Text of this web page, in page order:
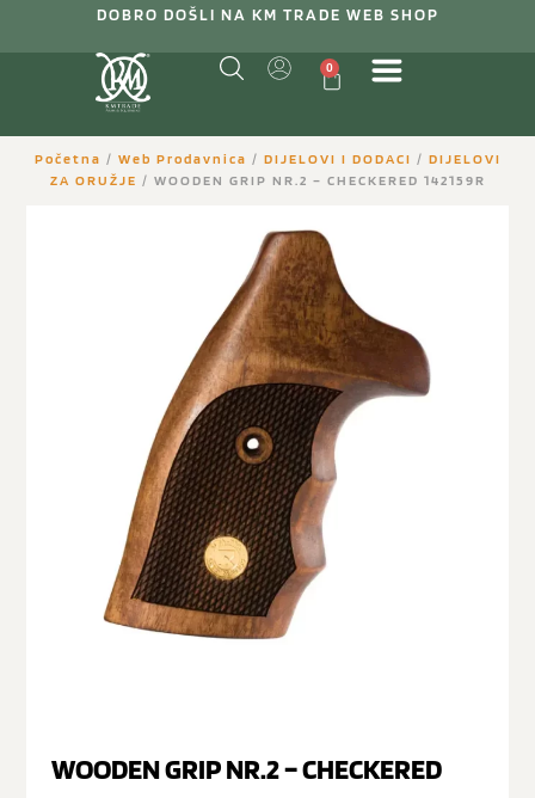
DOBRO DOŠLI NA KM TRADE WEB SHOP
0
Početna / Web Prodavnica / DIJELOVI I DODACI / DIJELOVI
ZA ORUŽJE / WOODEN GRIP NR.2 – CHECKERED 142159R
WOODEN GRIP NR.2 – CHECKERED